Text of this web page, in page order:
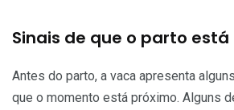
Sinais de que o parto
Antes do parto, a vaca apresenta
que o momento está próximo. Alguns